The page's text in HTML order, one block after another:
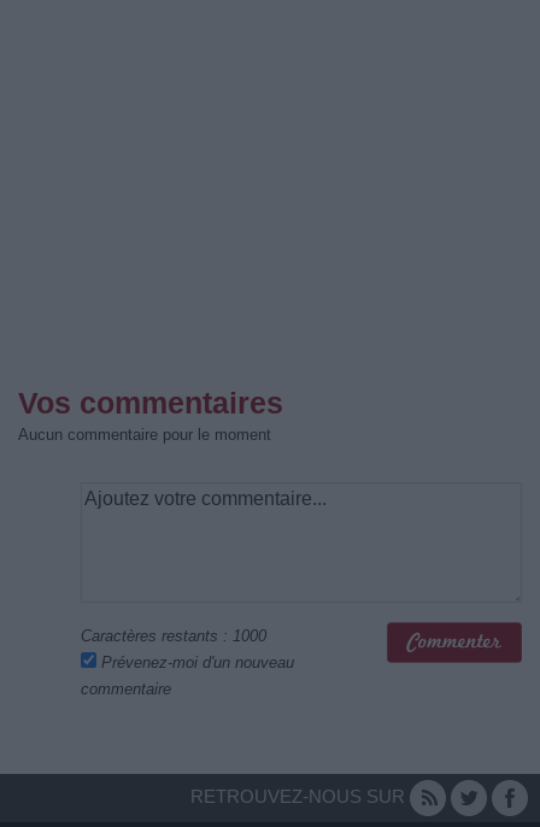
Vos commentaires
Aucun commentaire pour le moment
Caractères restants : 1000
Prévenez-moi d'un nouveau
commentaire
RETROUVEZ-NOUS SUR